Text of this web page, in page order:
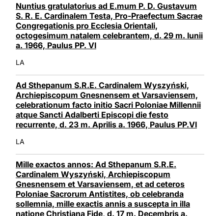
Nuntius gratulatorius ad E.mum P. D. Gustavum
S. R. E. Cardinalem Testa, Pro-Praefectum Sacrae
Congregationis pro Ecclesia Orientali,
octogesimum natalem celebrantem, d. 29 m. Iunii
a. 1966, Paulus PP. VI
LA
Ad Sthepanum S.R.E. Cardinalem Wyszyński,
Archiepiscopum Gnesnensem et Varsaviensem,
celebrationum facto initio Sacri Poloniae Millennii
atque Sancti Adalberti Episcopi die festo
recurrente, d. 23 m. Aprilis a. 1966, Paulus PP.VI
LA
Mille exactos annos: Ad Sthepanum S.R.E.
Cardinalem Wyszyński, Archiepiscopum
Gnesnensem et Varsaviensem, et ad ceteros
Poloniae Sacrorum Antistites, ob celebranda
sollemnia, mille exactis annis a suscepta in illa
natione Christiana Fide, d. 17 m. Decembris a.